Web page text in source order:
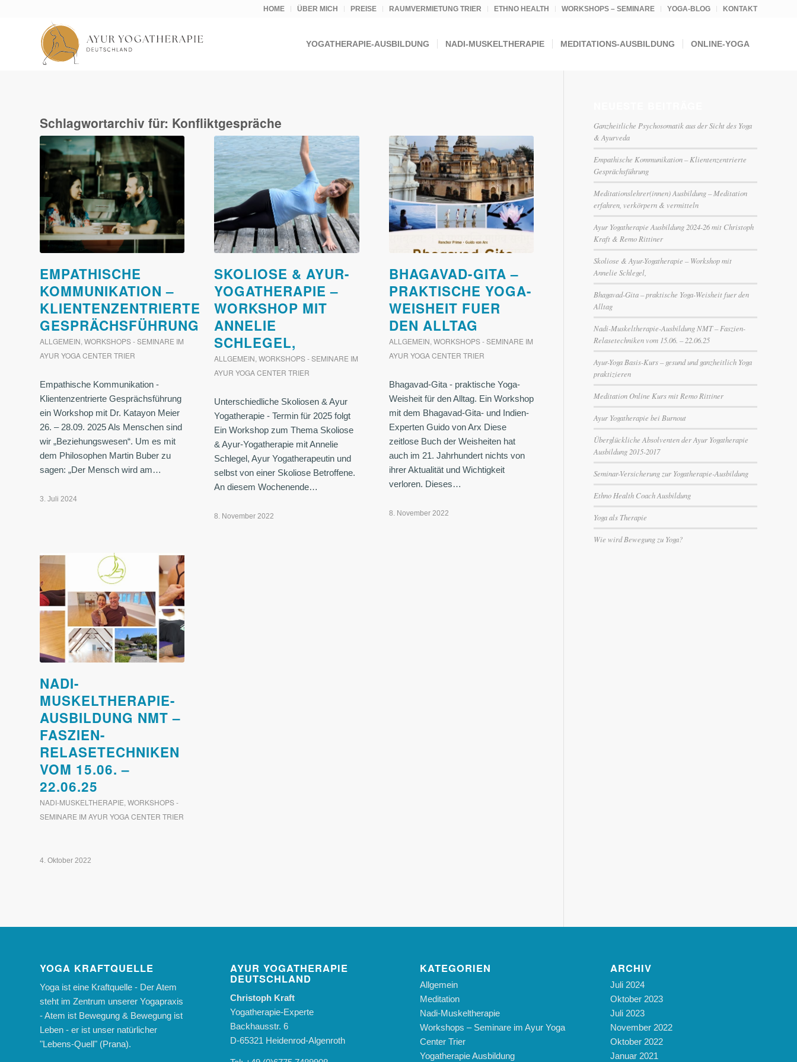
HOME ÜBER MICH PREISE RAUMVERMIETUNG TRIER ETHNO HEALTH WORKSHOPS – SEMINARE YOGA-BLOG KONTAKT
YOGATHERAPIE-AUSBILDUNG NADI-MUSKELTHERAPIE MEDITATIONS-AUSBILDUNG ONLINE-YOGA
Schlagwortarchiv für: Konfliktgespräche
EMPATHISCHE
KOMMUNIKATION –
KLIENTENZENTRIERTE
GESPRÄCHSFÜHRUNG
ALLGEMEIN, WORKSHOPS - SEMINARE IM
AYUR YOGA CENTER TRIER
Empathische Kommunikation -
Klientenzentrierte Gesprächsführung
ein Workshop mit Dr. Katayon Meier
26. – 28.09. 2025 Als Menschen sind
wir „Beziehungswesen“. Um es mit
dem Philosophen Martin Buber zu
sagen: „Der Mensch wird am…
3. Juli 2024
SKOLIOSE & AYUR-
YOGATHERAPIE –
WORKSHOP MIT
ANNELIE
SCHLEGEL,
ALLGEMEIN,WORKSHOPS - SEMINARE IM
AYUR YOGA CENTER TRIER
Unterschiedliche Skoliosen & Ayur
Yogatherapie - Termin für 2025 folgt
Ein Workshop zum Thema Skoliose
& Ayur-Yogatherapie mit Annelie
Schlegel, Ayur Yogatherapeutin und
selbst von einer Skoliose Betroffene.
An diesem Wochenende…
8. November 2022
BHAGAVAD-GITA –
PRAKTISCHE YOGA-
WEISHEIT FUER
DEN ALLTAG
ALLGEMEIN, WORKSHOPS - SEMINARE IM
AYUR YOGA CENTER TRIER
Bhagavad-Gita - praktische Yoga-
Weisheit für den Alltag. Ein Workshop
mit dem Bhagavad-Gita- und Indien-
Experten Guido von Arx Diese
zeitlose Buch der Weisheiten hat
auch im 21. Jahrhundert nichts von
ihrer Aktualität und Wichtigkeit
verloren. Dieses…
8. November 2022
NADI-
MUSKELTHERAPIE-
AUSBILDUNG NMT –
FASZIEN-
RELASETECHNIKEN
VOM 15.06. –
22.06.25
NADI-MUSKELTHERAPIE, WORKSHOPS -
SEMINARE IM AYUR YOGA CENTER TRIER
4. Oktober 2022
Ganzheitliche Psychosomatik aus der Sicht des Yoga
& Ayurveda
Empathische Kommunikation – Klientenzentrierte
Gesprächsführung
Meditationslehrer(innen) Ausbildung – Meditation
erfahren, verkörpern & vermitteln
Ayur Yogatherapie Ausbildung 2024-26 mit Christoph
Kraft & Remo Rittiner
Skoliose & Ayur-Yogatherapie – Workshop mit
Annelie Schlegel,
Bhagavad-Gita – praktische Yoga-Weisheit fuer den
Alltag
Nadi-Muskeltherapie-Ausbildung NMT – Faszien-
Relasetechniken vom 15.06. – 22.06.25
Ayur-Yoga Basis-Kurs – gesund und ganzheitlich Yoga
praktizieren
Meditation Online Kurs mit Remo Rittiner
Ayur Yogatherapie bei Burnout
Überglückliche Absolventen der Ayur Yogatherapie
Ausbildung 2015-2017
Seminar-Versicherung zur Yogatherapie-Ausbildung
Ethno Health Coach Ausbildung
Yoga als Therapie
Wie wird Bewegung zu Yoga?
YOGA KRAFTQUELLE
Yoga ist eine Kraftquelle - Der Atem
steht im Zentrum unserer Yogapraxis
- Atem ist Bewegung & Bewegung ist
Leben - er ist unser natürlicher
"Lebens-Quell" (Prana).
AYUR YOGATHERAPIE
DEUTSCHLAND
Christoph Kraft
Yogatherapie-Experte
Backhausstr. 6
D-65321 Heidenrod-Algenroth
KATEGORIEN
Allgemein
Meditation
Nadi-Muskeltherapie
Workshops – Seminare im Ayur Yoga
Center Trier
Yogatherapie Ausbildung
ARCHIV
Juli 2024
Oktober 2023
Juli 2023
November 2022
Oktober 2022
Januar 2021